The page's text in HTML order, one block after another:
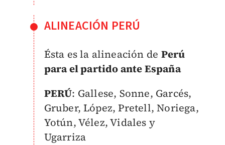
ALINEACIÓN PERÚ
Ésta es la alineación de Perú
para el partido ante España
PERÚ: Gallese, Sonne, Garcés,
Gruber, López, Pretell, Noriega,
Yotún, Vélez, Vidales y
Ugarriza